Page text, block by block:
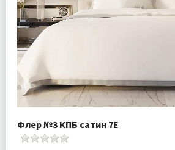
Флер №3 КПБ сатин 7Е